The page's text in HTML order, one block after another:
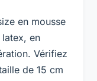
en mousse
en
Vérifiez
de 15 cm